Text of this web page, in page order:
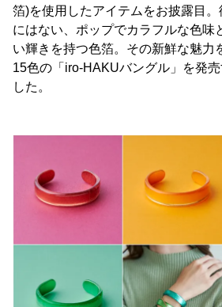
箔)を使用したアイテムをお披露目
にはない、ポップでカラフルな色味
い輝きを持つ色箔。その新鮮な魅力
15色の「iro-HAKUバングル」を発
した。